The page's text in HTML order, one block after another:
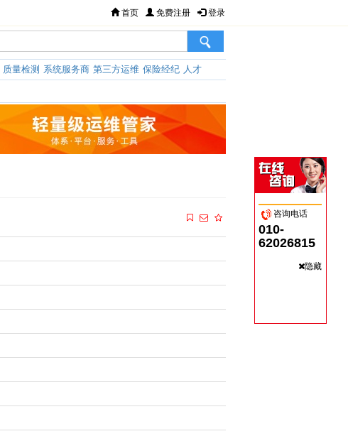
首页 免费注册 登录
咨询电话
010-
62026815
隐藏
质量检测 系统服务商 第三方运维 保险经纪 人才